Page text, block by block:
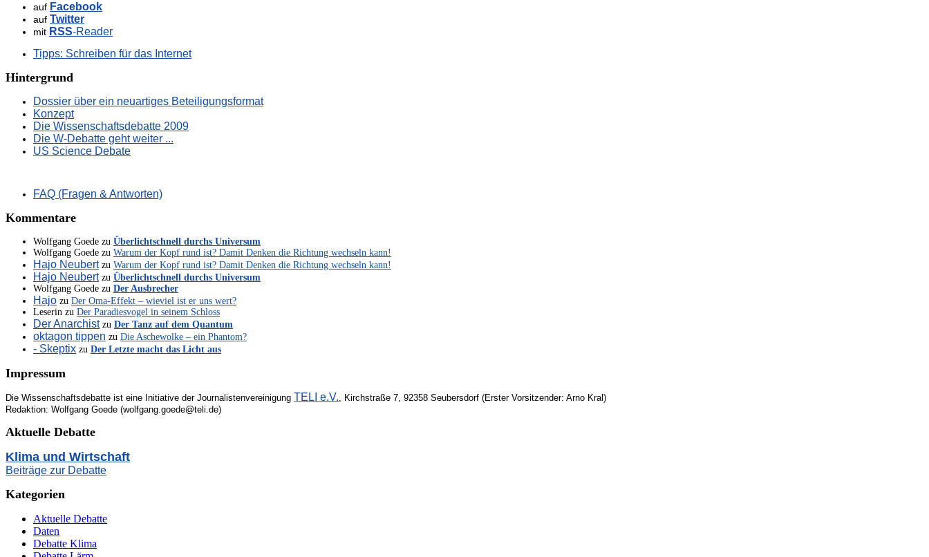
auf Facebook
auf Twitter
mit RSS-Reader
Tipps: Schreiben für das Internet
Hintergrund
Dossier über ein neuartiges Beteiligungsformat
Konzept
Die Wissenschaftsdebatte 2009
Die W-Debatte geht weiter ...
US Science Debate
FAQ (Fragen & Antworten)
Kommentare
Wolfgang Goede zu Überlichtschnell durchs Universum
Wolfgang Goede zu Warum der Kopf rund ist? Damit Denken die Richtung wechseln kann!
Hajo Neubertzu Warum der Kopf rund ist? Damit Denken die Richtung wechseln kann!
Hajo Neubertzu Überlichtschnell durchs Universum
Wolfgang Goede zu Der Ausbrecher
Hajo zu Der Oma-Effekt – wieviel ist er uns wert?
Leserin zu Der Paradiesvogel in seinem Schloss
Der Anarchistzu Der Tanz auf dem Quantum
oktagon tippen zu Die Aschewolke – ein Phantom?
- Skeptix zu Der Letzte macht das Licht aus
Impressum
Die Wissenschaftsdebatte ist eine Initiative der Journalistenvereinigung TELI e.V., Kirchstraße 7, 92358 Seubersdorf (Erster Vorsitzender: Arno Kral)
Redaktion: Wolfgang Goede (wolfgang.goede@teli.de)
Aktuelle Debatte
Klima und Wirtschaft
Beiträge zur Debatte
Kategorien
Aktuelle Debatte
Daten
Debatte Klima